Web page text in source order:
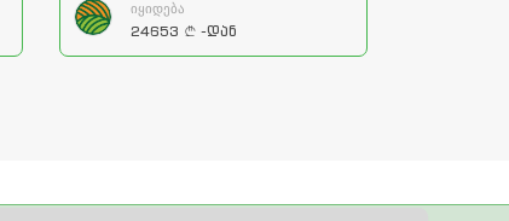
იყიდება
24653 a -დან